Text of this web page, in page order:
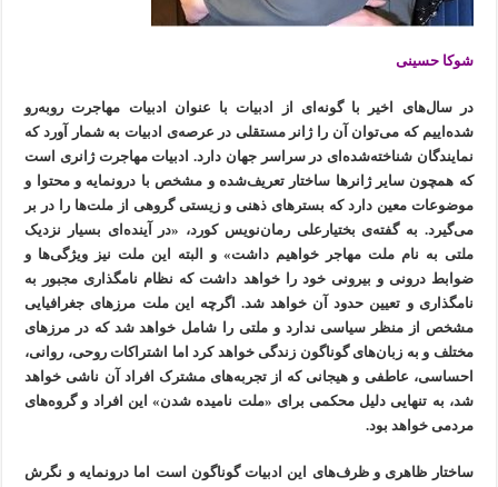
شوکا حسینی
در سال‌های اخیر با گونه‌ای از ادبیات با عنوان ادبیات مهاجرت روبه‌رو
شده‌اییم که می‌توان آن را ژانر مستقلی در عرصه‌ی ادبیات به شمار آورد که
نمایندگان شناخته‌شده‌ای در سراسر جهان دارد. ادبیات مهاجرت ژانری است
که همچون سایر ژانرها ساختار تعریف‌شده و مشخص با درونمایه و محتوا و
موضوعات معین دارد که بسترهای ذهنی و زیستی گروهی از ملت‌ها را در بر
می‌گیرد. به گفته‌ی بختیارعلی رمان‌نویس کورد، «در آینده‌ای بسیار نزدیک
ملتی به نام ملت مهاجر خواهیم داشت» و البته این ملت نیز ویژگی‌ها و
ضوابط درونی و بیرونی خود را خواهد داشت که نظام نامگذاری مجبور به
نامگذاری و تعیین حدود آن خواهد شد. اگرچه این ملت مرزهای جغرافیایی
مشخص از منظر سیاسی ندارد و ملتی را شامل خواهد شد که در مرزهای
مختلف و به زبان‌های گوناگون زندگی خواهد کرد اما اشتراکات روحی، روانی،
احساسی، عاطفی و هیجانی که از تجربه‌های مشترک افراد آن ناشی خواهد
شد، به تنهایی دلیل محکمی برای «ملت نامیده شدن» این افراد و گروه‌های
مردمی خواهد بود.
ساختار ظاهری و ظرف‌های این ادبیات گوناگون است اما درونمایه و نگرش